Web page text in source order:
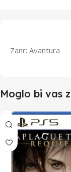
Zanr: Avantura
Moglo bi vas